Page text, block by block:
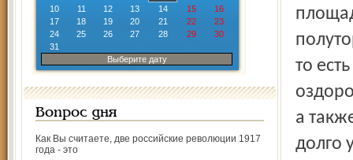
10
11 12 13 14 15
16
17
18 19 20 21 22
23
24
25 26 27 28 29
30
31
Выберите дату
Вопрос дня
Как Вы считаете, две российские революции 1917
года - это
то
а
долго